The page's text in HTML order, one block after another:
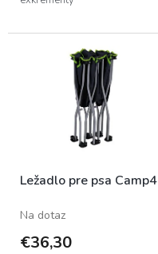
Ležadlo pre psa Camp4
Na dotaz
€36,30